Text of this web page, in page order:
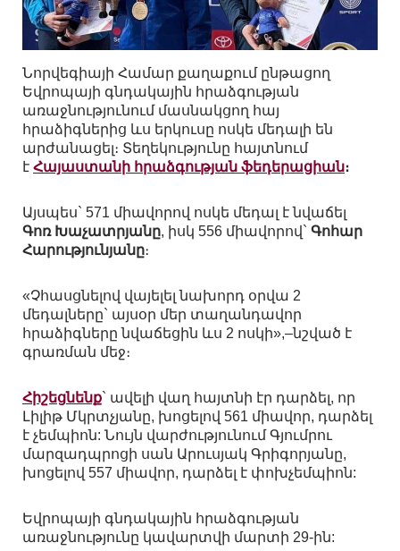
Նորվեգիայի Համար քաղաքում ընթացող
Եվրոպայի գնդակային հրաձգության
առաջնությունում մասնակցող հայ
հրաձիգներից ևս երկուսը ոսկե մեդալի են
արժանացել։ Տեղեկությունը հայտնում
է Հայաստանի հրաձգության ֆեդերացիան։
Այսպես` 571 միավորով ոսկե մեդալ է նվաճել
Գոռ Խաչատրյանը, իսկ 556 միավորով` Գոհար
Հարությունյանը։
«Չհասցնելով վայելել նախորդ օրվա 2
մեդալները` այսօր մեր տաղանդավոր
հրաձիգները նվաճեցին ևս 2 ոսկի»,–նշված է
գրառման մեջ։
Հիշեցնենք` ավելի վաղ հայտնի էր դարձել, որ
Լիլիթ Մկրտչյանը, խոցելով 561 միավոր, դարձել
է չեմպիոն: Նույն վարժությունում Գյումրու
մարզադպրոցի սան Արուսյակ Գրիգորյանը,
խոցելով 557 միավոր, դարձել է փոխչեմպիոն:
Եվրոպայի գնդակային հրաձգության
առաջնությունը կավարտվի մարտի 29-ին: